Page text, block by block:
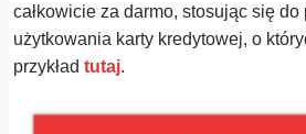
całkowicie za darmo, stosując się do
użytkowania karty kredytowej, o
przykładtutaj.